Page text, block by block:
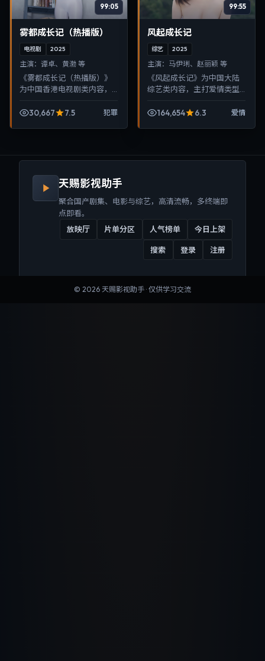
99:05
雾都成长记（热播版）
电视剧 2025
主演： 谭卓、黄渤 等
《雾都成长记（热播版）》
为中国香港电视剧类内容，
凑、画面清晰，适合移动端
30,667 7.5 犯罪
99:55
风起成长记
综艺 2025
主演： 马伊琍、赵丽颖 等
《风起成长记》为中国大陆
综艺类内容，主打爱情类型
晰，适合移动端与电视端随
164,654 6.3 爱情
天赐影视助手
聚合国产剧集、电影与综艺，高清流畅，多终端即
点即看。
放映厅
片单分区 人气榜单 今日上架
搜索 登录 注册
© 2026 天赐影视助手 · 仅供学习交流